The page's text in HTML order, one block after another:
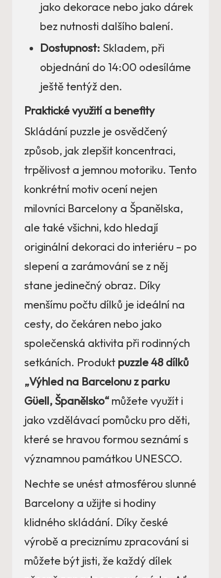
jako dekorace nebo jako dárek
bez nutnosti dalšího balení.
Dostupnost: Skladem, při
objednání do 14:00 odesíláme
ještě tentýž den.
Praktické využití a benefity
Skládání puzzle je osvědčený
způsob, jak zlepšit koncentraci,
trpělivost a jemnou motoriku. Tento
konkrétní motiv ocení nejen
milovníci Barcelony a Španělska,
ale také všichni, kdo hledají
originální dekoraci do interiéru – po
slepení a zarámování se z něj
stane jedinečný obraz. Díky
menšímu počtu dílků je ideální na
cesty, do čekáren nebo jako
společenská aktivita při rodinných
setkáních. Produkt puzzle 48 dílků
„Výhled na Barcelonu z parku
Güell, Španělsko“ můžete využít i
jako vzdělávací pomůcku pro děti,
které se hravou formou seznámí s
významnou památkou UNESCO.
Nechte se unést atmosférou slunné
Barcelony a užijte si hodiny
klidného skládání. Díky české
výrobě a preciznímu zpracování si
můžete být jisti, že každý dílek